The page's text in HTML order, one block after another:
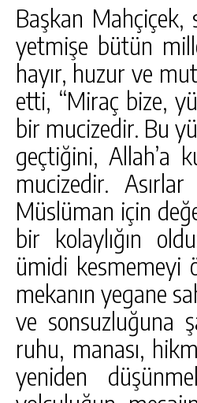
Başkan Mahçiçek,
yetmişe bütün
hayır, huzur ve
etti, “Miraç bize,
bir mucizedir. Bu
geçtiğini, Allah’a
mucizedir.
Müslüman için
bir kolaylığın
ümidi kesmemeyi
mekanın yegane
ve sonsuzluğuna
ruhu, manası,
yeniden